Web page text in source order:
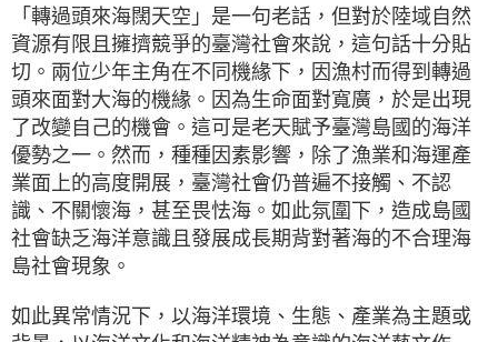
「轉過頭來海闊天空」是一句老話，但對於陸域自然
資源有限且擁擠競爭的臺灣社會來說，這句話十分貼
切。兩位少年主角在不同機緣下，因漁村而得到轉過
頭來面對大海的機緣。因為生命面對寬廣，於是出現
了改變自己的機會。這可是老天賦予臺灣島國的海洋
優勢之一。然而，種種因素影響，除了漁業和海運產
業面上的高度開展，臺灣社會仍普遍不接觸、不認
識、不關懷海，甚至畏怯海。如此氛圍下，造成島國
社會缺乏海洋意識且發展成長期背對著海的不合理海
島社會現象。
如此異常情況下，以海洋環境、生態、產業為主題或